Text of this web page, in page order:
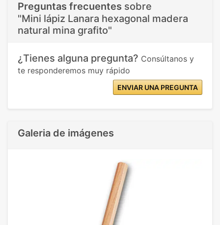
Preguntas frecuentes sobre
"Mini lápiz Lanara hexagonal madera
natural mina grafito"
¿Tienes alguna pregunta? Consúltanos y
te responderemos muy rápido
ENVIAR UNA PREGUNTA
Galeria de imágenes